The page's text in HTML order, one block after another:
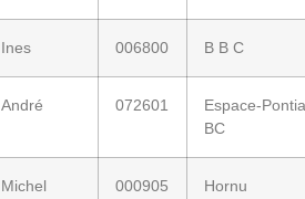
Ines 006800 B B C
André 072601
Espace-Pontia
BC
Michel 000905 Hornu